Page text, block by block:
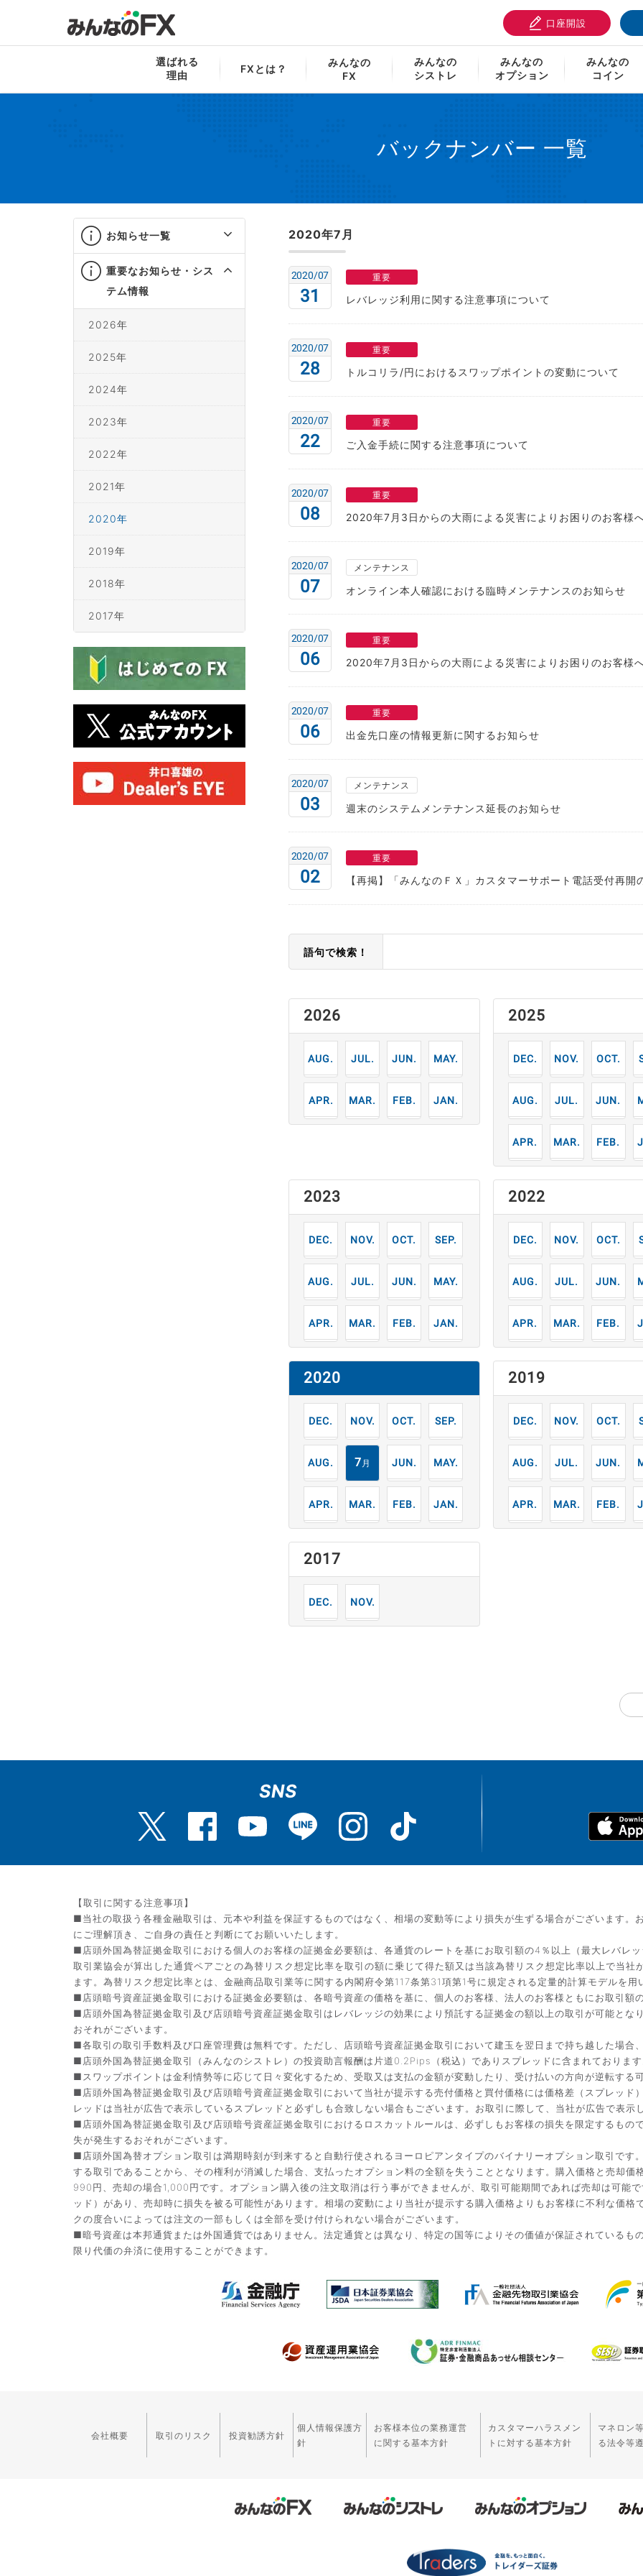
口座開設
選ばれる
理由
FXとは？
みんなの
FX
みんなの
シストレ
みんなの
オプション
みんなの
コイン
バックナンバー 一覧
お知らせ一覧 重要なお知らせ・システム情報 バックナンバー 一覧
2020年7月
31
2020/07 重要
レバレッジ利用に関する注意事項について
28
2020/07 重要
トルコリラ/円におけるスワップポイントの変動について
22
2020/07 重要
ご入金手続に関する注意事項について
08
2020/07 重要
2020年7月3日からの大雨による災害によりお困りのお客様
07
2020/07 メンテナンス
オンライン本人確認における臨時メンテナンスのお知らせ
06
2020/07 重要
2020年7月3日からの大雨による災害によりお困りのお客様
06
2020/07 重要
出金先口座の情報更新に関するお知らせ
03
2020/07 メンテナンス
週末のシステムメンテナンス延長のお知らせ
02
2020/07 重要
【再掲】「みんなのＦＸ」カスタマーサポート電話受付再開
語句で検索！
2026
8月 7月 6月 5月
4月 3月 2月 1月
2025
12月 11月 10月
8月 7月 6月
4月 3月 2月
2023
12月 11月 10月 9月
8月 7月 6月 5月
4月 3月 2月 1月
2022
12月 11月 10月
8月 7月 6月
4月 3月 2月
2020
12月 11月 10月 9月
8月 7 月 6月 5月
4月 3月 2月 1月
2019
12月 11月 10月
8月 7月 6月
4月 3月 2月
2017
12月 11月
お知らせ一覧
重要なお知らせ・シス
テム情報
2026年
2025年
2024年
2023年
2022年
2021年
2020年
2019年
2018年
2017年
SNS
【取引に関する注意事項】
■当社の取扱う各種金融取引は、元本や利益を保証するものではなく、相場の変動等により損失が生ずる場合がございます。
にご理解頂き、ご自身の責任と判断にてお願いいたします。
■店頭外国為替証拠金取引における個人のお客様の証拠金必要額は、各通貨のレートを基にお取引額の4％以上（最大レバレ
取引業協会が算出した通貨ペアごとの為替リスク想定比率を取引の額に乗じて得た額又は当該為替リスク想定比率以上で当社
ます。為替リスク想定比率とは、金融商品取引業等に関する内閣府令第117条第31項第1号に規定される定量的計算モデルを用
■店頭暗号資産証拠金取引における証拠金必要額は、各暗号資産の価格を基に、個人のお客様、法人のお客様ともにお取引額
■店頭外国為替証拠金取引及び店頭暗号資産証拠金取引はレバレッジの効果により預託する証拠金の額以上の取引が可能とな
おそれがございます。
■各取引の取引手数料及び口座管理費は無料です。ただし、店頭暗号資産証拠金取引において建玉を翌日まで持ち越した場合
■店頭外国為替証拠金取引（みんなのシストレ）の投資助言報酬は片道0.2Pips（税込）でありスプレッドに含まれております
■スワップポイントは金利情勢等に応じて日々変化するため、受取又は支払の金額が変動したり、受け払いの方向が逆転する
■店頭外国為替証拠金取引及び店頭暗号資産証拠金取引において当社が提示する売付価格と買付価格には価格差（スプレッド
レッドは当社が広告で表示しているスプレッドと必ずしも合致しない場合もございます。お取引に際して、当社が広告で表示
■店頭外国為替証拠金取引及び店頭暗号資産証拠金取引におけるロスカットルールは、必ずしもお客様の損失を限定するもの
失が発生するおそれがございます。
■店頭外国為替オプション取引は満期時刻が到来すると自動行使されるヨーロピアンタイプのバイナリーオプション取引です
する取引であることから、その権利が消滅した場合、支払ったオプション料の全額を失うこととなります。購入価格と売却
990円、売却の場合1,000円です。オプション購入後の注文取消は行う事ができませんが、取引可能期間であれば売却は可能
ッド）があり、売却時に損失を被る可能性があります。相場の変動により当社が提示する購入価格よりもお客様に不利な価格
クの度合いによっては注文の一部もしくは全部を受け付けられない場合がございます。
■暗号資産は本邦通貨または外国通貨ではありません。法定通貨とは異なり、特定の国等によりその価値が保証されているも
限り代価の弁済に使用することができます。
会社概要 取引のリスク 投資勧誘方針
個人情報保護方
針
お客様本位の業務運営
に関する基本方針
カスタマーハラスメン
トに対する基本方針
マネロン
る法令等